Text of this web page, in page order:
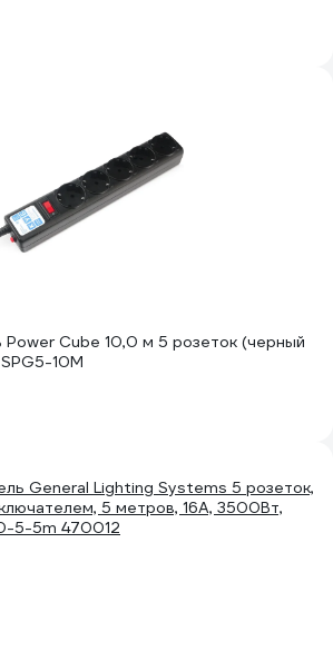
Cube 10,0 м 5 розеток (черный
10M